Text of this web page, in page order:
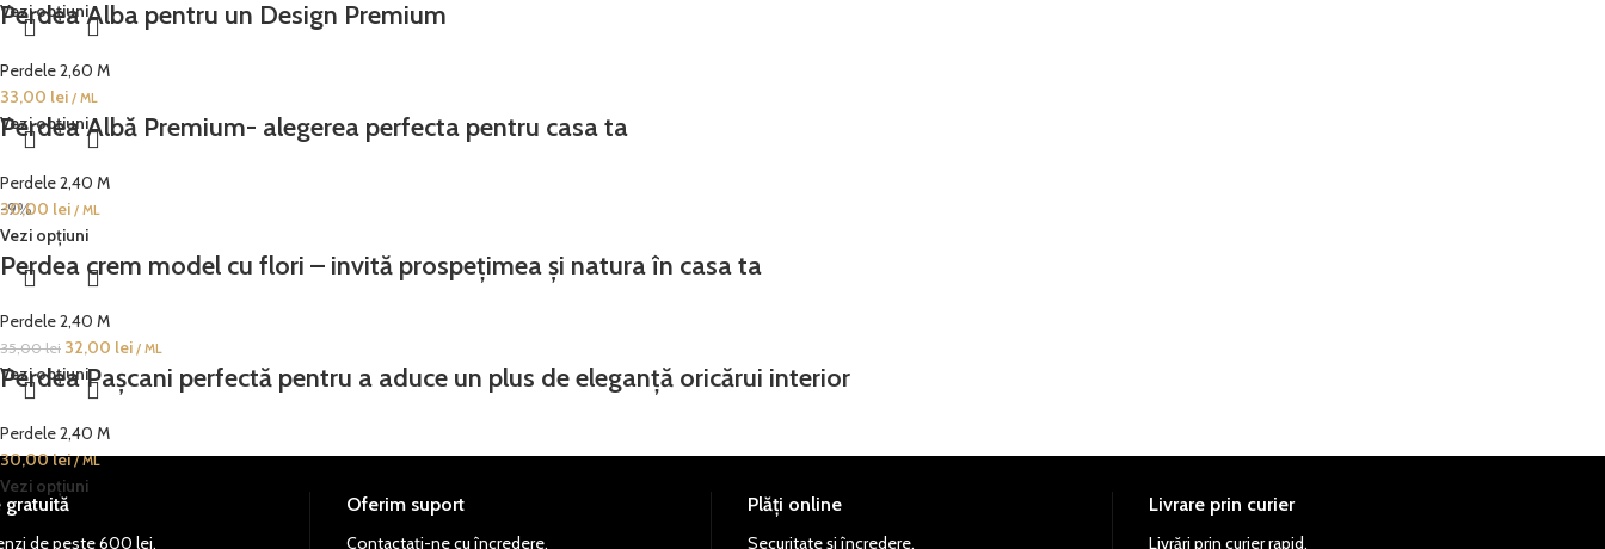
Vezi opțiuni
Perdea Alba pentru un Design Premium
Perdele 2,60 M
33,00 lei / ML
Vezi opțiuni
Perdea Albă Premium- alegerea perfecta pentru casa ta
Perdele 2,40 M
30,00 lei / ML
Vezi opțiuni
-9%
Perdea crem model cu flori – invită prospețimea și natura în casa ta
Perdele 2,40 M
35,00lei 32,00 lei / ML
Vezi opțiuni
Perdea Pașcani perfectă pentru a aduce un plus de eleganță oricărui interior
Perdele 2,40 M
30,00lei / ML
Vezi opțiuni
gratuită
de peste 600 lei.
Oferim suport
Contactați-ne cu încredere.
Plăți online
Securitate și încredere.
Livrare prin curier
Livrări prin curier rapid.